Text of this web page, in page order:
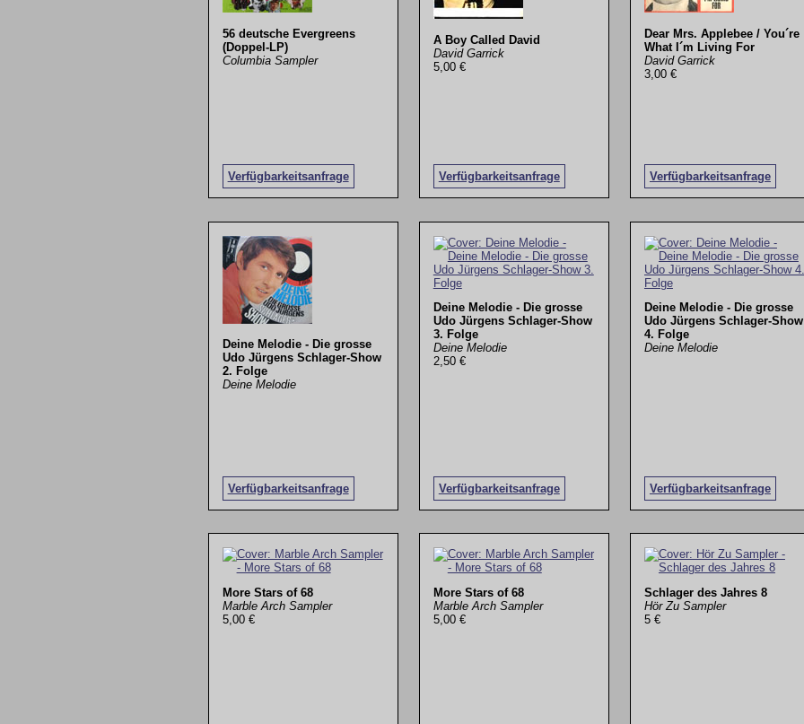
56 deutsche Evergreens
(Doppel-LP)
Columbia Sampler
Verfügbarkeitsanfrage
A Boy Called David
David Garrick
5,00 €
Verfügbarkeitsanfrage
Dear Mrs. Applebee / You´re
What I´m Living For
David Garrick
3,00 €
Verfügbarkeitsanfrage
Deine Melodie - Die grosse
Udo Jürgens Schlager-Show
2. Folge
Deine Melodie
Verfügbarkeitsanfrage
Deine Melodie - Die grosse
Udo Jürgens Schlager-Show
3. Folge
Deine Melodie
2,50 €
Verfügbarkeitsanfrage
Deine Melodie - Die grosse
Udo Jürgens Schlager-Show
4. Folge
Deine Melodie
Verfügbarkeitsanfrage
More Stars of 68
Marble Arch Sampler
5,00 €
More Stars of 68
Marble Arch Sampler
5,00 €
Schlager des Jahres 8
Hör Zu Sampler
5 €